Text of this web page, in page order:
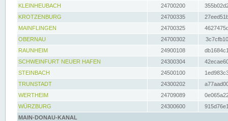
KLEINHEUBACH 24700200
KROTZENBURG
24700335
MAINFLINGEN
24700325
OBERNAU
24700302
RAUNHEIM
24900108
SCHWEINFURT NEUER HAFEN
24300304
STEINBACH
24500100
TRUNSTADT
24300202
WERTHEIM
24709089
WÜRZBURG
24300600
MAIN-DONAU-KANAL